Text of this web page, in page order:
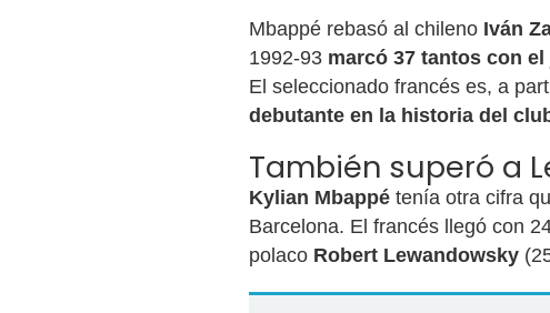
Mbappé rebasó al chileno Iván
1992-93 marcó 37 tantos con
El seleccionado francés es, a
debutante en la historia del
También superó a
Kylian Mbappé tenía otra cifra
Barcelona. El francés llegó con
polaco Robert Lewandowsky